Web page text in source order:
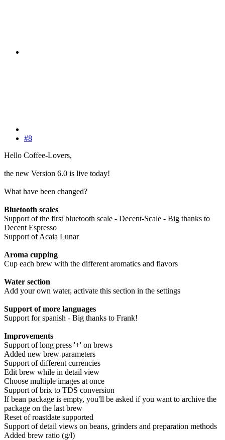
#8
Hello Coffee-Lovers,
the new Version 6.0 is live today!
What have been changed?
Bluetooth scales
Support of the first bluetooth scale - Decent-Scale - Big thanks to
Decent Espresso
Support of Acaia Lunar
Aroma cupping
Cup each brew with the different aromatics and flavors
Water section
Add your own water, activate this section in the settings
Support of more languages
Support for spanish - Big thanks to Frank!
Improvements
Support of long press '+' on brews
Added new brew parameters
Support of different currencies
Edit brew while in detail view
Choose multiple images at once
Support of brix to TDS conversion
If bean package is empty, you'll be asked if you want to archive the
package on the last brew
Reset of roastdate supported
Support of detail views on beans, grinders and preparation methods
Added brew ratio (g/l)